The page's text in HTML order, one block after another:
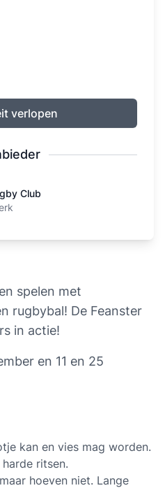
spelen met
rugbybal! De Feanster
in actie!
en 11 en 25
kan en vies mag worden.
ritsen.
hoeven niet. Lange
verlopen
Club